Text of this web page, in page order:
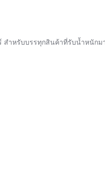
สำหรับบรรทุกสินค้าที่รับน้ำหนักม